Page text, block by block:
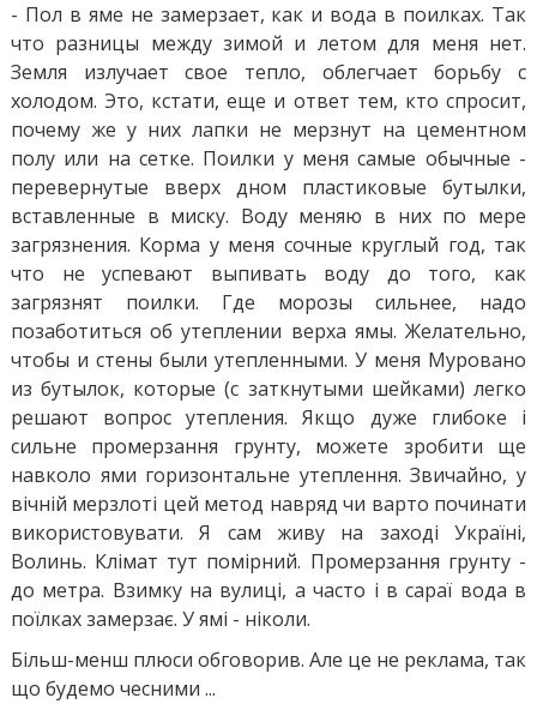
- Пол в яме не замерзает, как и вода в поилках. Так
что разницы между зимой и летом для меня нет.
Земля излучает свое тепло, облегчает борьбу с
холодом. Это, кстати, еще и ответ тем, кто спросит,
почему же у них лапки не мерзнут на цементном
полу или на сетке. Поилки у меня самые обычные -
перевернутые вверх дном пластиковые бутылки,
вставленные в миску. Воду меняю в них по мере
загрязнения. Корма у меня сочные круглый год, так
что не успевают выпивать воду до того, как
загрязнят поилки. Где морозы сильнее, надо
позаботиться об утеплении верха ямы. Желательно,
чтобы и стены были утепленными. У меня Муровано
из бутылок, которые (с заткнутыми шейками) легко
решают вопрос утепления. Якщо дуже глибоке і
сильне промерзання грунту, можете зробити ще
навколо ями горизонтальне утеплення. Звичайно, у
вічній мерзлоті цей метод навряд чи варто починати
використовувати. Я сам живу на заході Україні,
Волинь. Клімат тут помірний. Промерзання грунту -
до метра. Взимку на вулиці, а часто і в сараї вода в
поїлках замерзає. У ямі - ніколи.
Більш-менш плюси обговорив. Але це не реклама, так
що будемо чесними ...